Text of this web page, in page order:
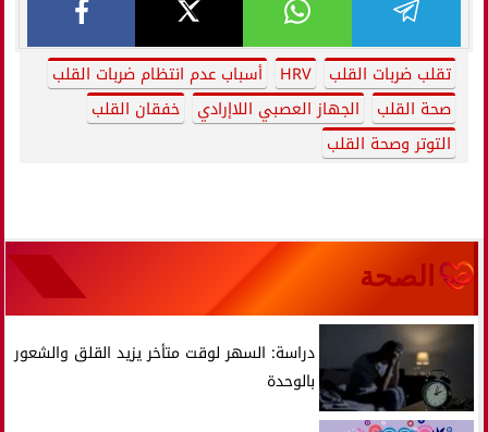
تقلب ضربات القلب HRV
أسباب عدم انتظام ضربات القلب
صحة القلب
الجهاز العصبي اللاإرادي
خفقان القلب
التوتر وصحة القلب
الصحة
دراسة: السهر لوقت متأخر يزيد القلق والشعور
بالوحدة